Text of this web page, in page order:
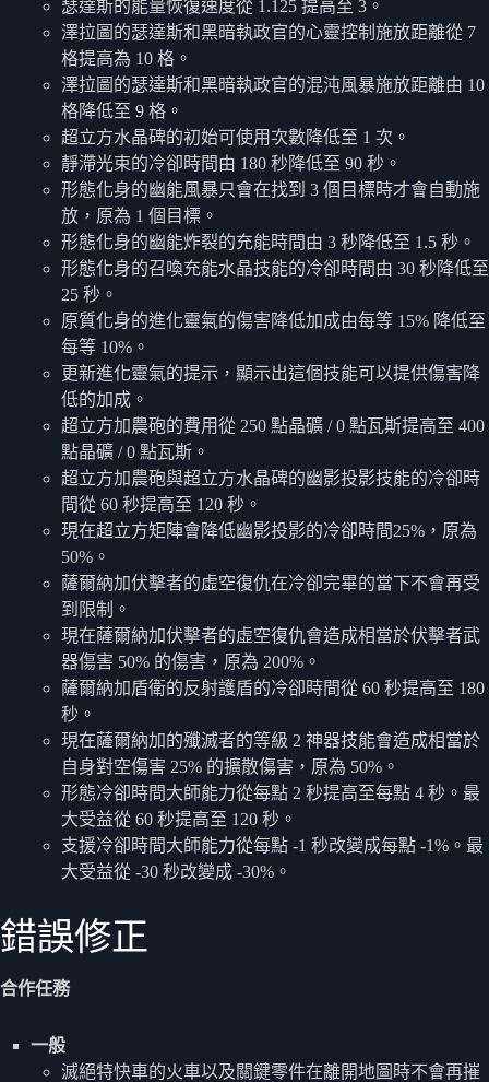
瑟達斯的能量恢復速度從 1.125 提高至 3。
澤拉圖的瑟達斯和黑暗執政官的心靈控制施放距離從 7
格提高為 10 格。
澤拉圖的瑟達斯和黑暗執政官的混沌風暴施放距離由 10
格降低至 9 格。
超立方水晶碑的初始可使用次數降低至 1 次。
靜滯光束的冷卻時間由 180 秒降低至 90 秒。
形態化身的幽能風暴只會在找到 3 個目標時才會自動施
放，原為 1 個目標。
形態化身的幽能炸裂的充能時間由 3 秒降低至 1.5 秒。
形態化身的召喚充能水晶技能的冷卻時間由 30 秒降低至
25 秒。
原質化身的進化靈氣的傷害降低加成由每等 15% 降低至
每等 10%。
更新進化靈氣的提示，顯示出這個技能可以提供傷害降
低的加成。
超立方加農砲的費用從 250 點晶礦 / 0 點瓦斯提高至 400
點晶礦 / 0 點瓦斯。
超立方加農砲與超立方水晶碑的幽影投影技能的冷卻時
間從 60 秒提高至 120 秒。
現在超立方矩陣會降低幽影投影的冷卻時間25%，原為
50%。
薩爾納加伏擊者的虛空復仇在冷卻完畢的當下不會再受
到限制。
現在薩爾納加伏擊者的虛空復仇會造成相當於伏擊者武
器傷害 50% 的傷害，原為 200%。
薩爾納加盾衛的反射護盾的冷卻時間從 60 秒提高至 180
秒。
現在薩爾納加的殲滅者的等級 2 神器技能會造成相當於
自身對空傷害 25% 的擴散傷害，原為 50%。
形態冷卻時間大師能力從每點 2 秒提高至每點 4 秒。最
大受益從 60 秒提高至 120 秒。
支援冷卻時間大師能力從每點 -1 秒改變成每點 -1%。最
大受益從 -30 秒改變成 -30%。
錯誤修正
合作任務
一般
滅絕特快車的火車以及關鍵零件在離開地圖時不會再摧